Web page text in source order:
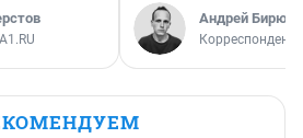
Андрей
Корреспондент